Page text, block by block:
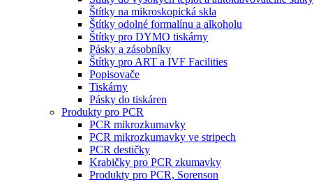
Štítky na mikroskopická skla
Štítky odolné formalínu a alkoholu
Štítky pro DYMO tiskárny
Pásky a zásobníky
Štítky pro ART a IVF Facilities
Popisovače
Tiskárny
Pásky do tiskáren
Produkty pro PCR
PCR mikrozkumavky
PCR mikrozkumavky ve stripech
PCR destičky
Krabičky pro PCR zkumavky
Produkty pro PCR, Sorenson